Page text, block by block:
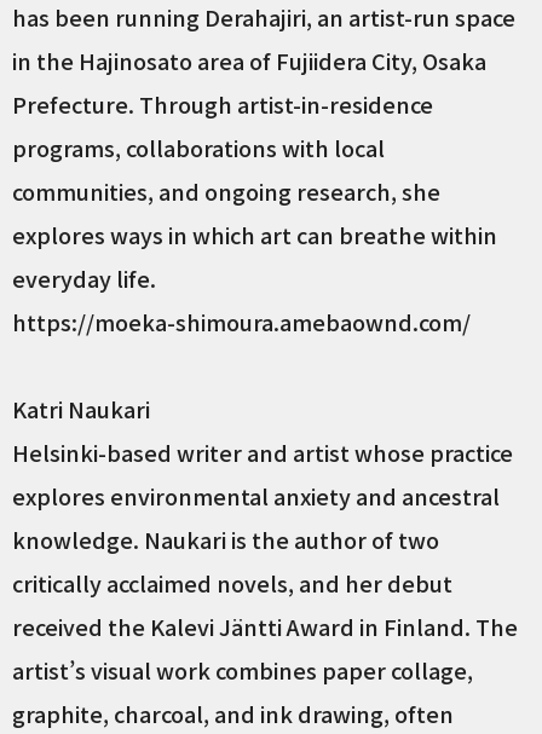
has been running Derahajiri, an artist-run space
in the Hajinosato area of Fujiidera City, Osaka
Prefecture. Through artist-in-residence
programs, collaborations with local
communities, and ongoing research, she
explores ways in which art can breathe within
everyday life.
https://moeka-shimoura.amebaownd.com/
Katri Naukari
Helsinki-based writer and artist whose practice
explores environmental anxiety and ancestral
knowledge. Naukari is the author of two
critically acclaimed novels, and her debut
received the Kalevi Jäntti Award in Finland. The
artist’s visual work combines paper collage,
graphite, charcoal, and ink drawing, often